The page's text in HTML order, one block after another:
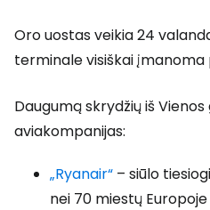
Oro uostas veikia 24
terminale visiškai
Daugumą skrydžių iš
aviakompanijas:
„Ryanair“ – siūlo
nei 70 miestų Europoje